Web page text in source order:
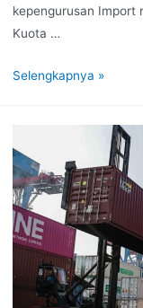
kepengurusan Import
Kuota …
Selengkapnya »